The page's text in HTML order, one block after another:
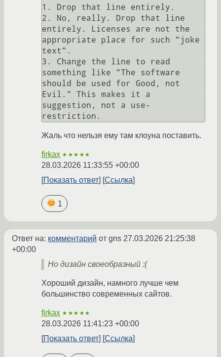
1. Drop that line entirely.
2. No, really. Drop that line
entirely. Licenses are not the
appropriate place for such "joke
text".
3. Change the line to read
something like "The software
should be used for Good, not
Evil." This makes it a
suggestion, not a use-
Жаль что нельзя ему там клоуна поставить.
firkax ★★★★★
28.03.2026 11:33:55 +00:00
Показать ответ
Ссылка
1
Ответ на: комментарий от gns 27.03.2026 21:25:38
+00:00
Но дизайн своеобразный :(
Хороший дизайн, намного лучше чем
большинство современных сайтов.
firkax ★★★★★
28.03.2026 11:41:23 +00:00
Показать ответ
Ссылка